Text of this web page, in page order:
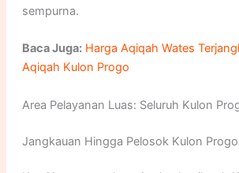
sempurna.
Baca Juga: Harga Aqiqah Wates
Aqiqah Kulon Progo
Area Pelayanan Luas: Seluruh Kulon
Jangkauan Hingga Pelosok Kulon Progo